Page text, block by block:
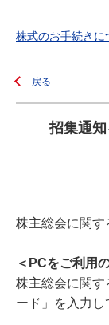
株式のお手続きに
戻る
招集通
株主総会に関
＜PCをご利用
株主総会に関す
ード」を入力